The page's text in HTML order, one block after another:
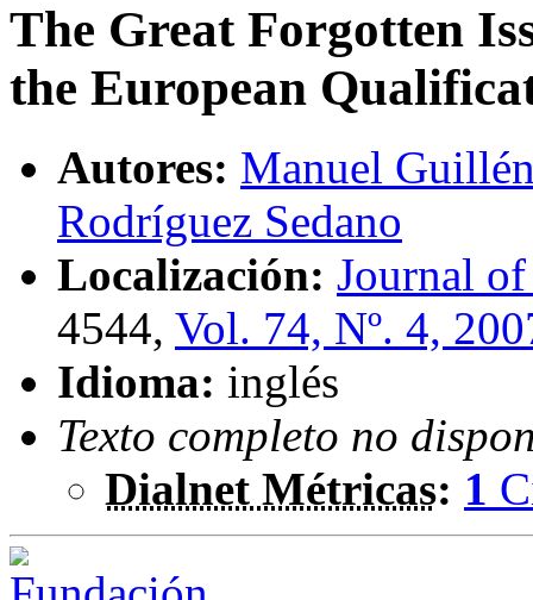
The Great Forgotten
the European
Autores: Manuel
Rodríguez Sedano
Localización: Journal
4544, Vol. 74, Nº. 4,
Idioma: inglés
Texto completo no
Dialnet Métricas: 1